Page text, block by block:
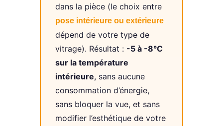
dans la pièce (le choix entre
pose intérieure ou extérieure
dépend de votre type de
vitrage). Résultat : -5 à -8°C
sur la température
intérieure, sans aucune
consommation d’énergie,
sans bloquer la vue, et sans
modifier l’esthétique de votre